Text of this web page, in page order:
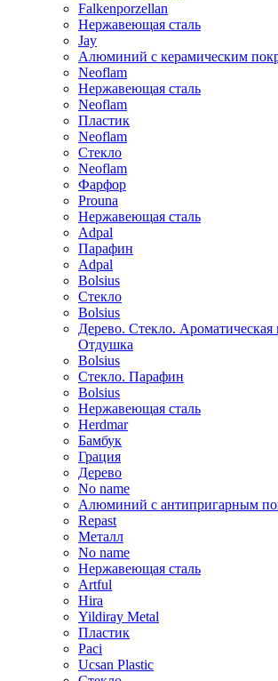
Falkenporzellan
Нержавеющая сталь
Jay
Алюминий с керамическим
Neoflam
Нержавеющая сталь
Neoflam
Пластик
Neoflam
Стекло
Neoflam
Фарфор
Prouna
Нержавеющая сталь
Adpal
Парафин
Adpal
Bolsius
Стекло
Bolsius
Дерево. Стекло. Ароматическая
Отдушка
Bolsius
Стекло. Парафин
Bolsius
Нержавеющая сталь
Herdmar
Бамбук
Грация
Дерево
No name
Алюминий с антипригарным
Repast
Металл
No name
Нержавеющая сталь
Artful
Hira
Yildiray Metal
Пластик
Paci
Ucsan Plastic